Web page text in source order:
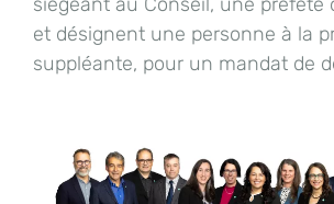
et désignent une personne à la
suppléante, pour un mandat de